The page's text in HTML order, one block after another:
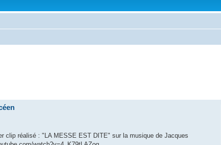
clip réalisé : "LA MESSE EST DITE" sur la musique de Jacques